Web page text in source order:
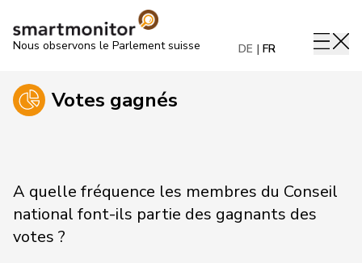
Nous observons le Parlement suisse DE FR
Votes gagnés
A quelle fréquence les membres du Conseil
national font-ils partie des gagnants des
votes ?